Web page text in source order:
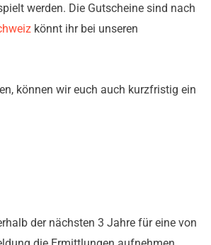
werden. Die Gutscheine sind nach
könnt ihr bei unseren
können wir euch auch kurzfristig ein
der nächsten 3 Jahre für eine von